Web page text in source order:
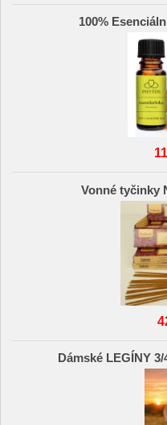
100%
Vonné tyčinky
Dámské LEGÍNY